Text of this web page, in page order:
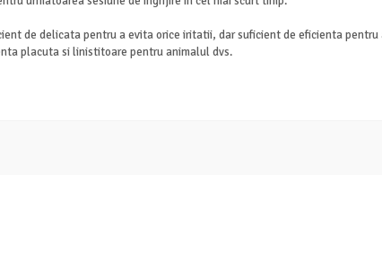
de delicata pentru a evita orice iritatii, dar suficient de eficienta pentru
placuta si linistitoare pentru animalul dvs.